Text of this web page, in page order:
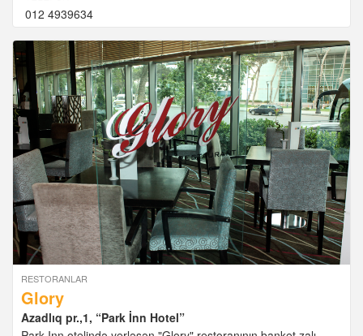
012 4939634
RESTORANLAR
Glory
Azadlıq pr.,1, “Park İnn Hotel”